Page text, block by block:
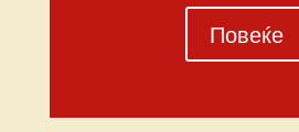
Повеќе